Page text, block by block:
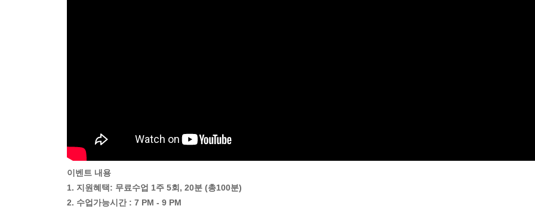
이벤트 내용
1. 지원혜택: 무료수업 1주 5회, 20분 (총100분)
2. 수업가능시간 : 7 PM - 9 PM